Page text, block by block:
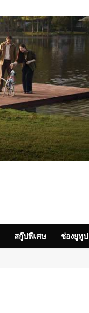
สกู๊ปพิเศษ ช่องยูทูป